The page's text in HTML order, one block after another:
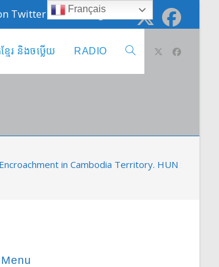
Twitter @cambodge_info
ែរ និងចឞ្លើយ RADIO Toggle
in Cambodia Territory. HUN Sen
Menu
Français